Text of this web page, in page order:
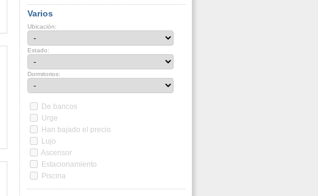
Varios
Ubicación:
Estado:
Dormitorios:
De bancos
Urge
Han bajado el precio
Lujo
Ascensor
Estacionamiento
Piscina